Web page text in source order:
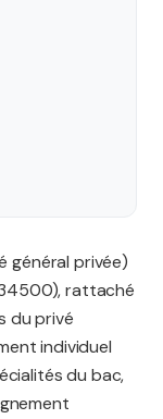
général privée)
rattaché
du privé
individuel
du bac,